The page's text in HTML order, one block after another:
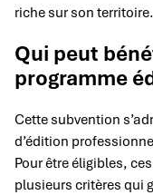
riche sur son territoire.
Qui peut
programme
Cette subvention
d’édition
Pour être éligibles,
plusieurs critères qui